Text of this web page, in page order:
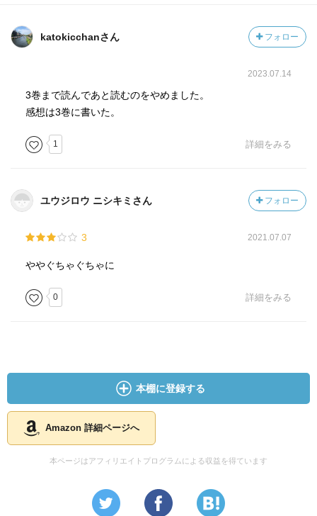
katokicchanさん フォロー
2023.07.14
3巻まで読んであと読むのをやめました。
感想は3巻に書いた。
1 詳細をみる
ユウジロウ ニシキミさん フォロー
3 2021.07.07
ややぐちゃぐちゃに
0 詳細をみる
本棚に登録する
Amazon 詳細ページへ
本ページはアフィリエイトプログラムによる収益を得ています